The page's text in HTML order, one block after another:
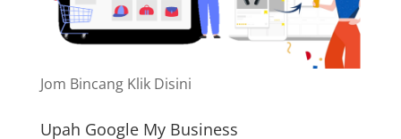
Jom Bincang Klik Disini
Upah Google My Business